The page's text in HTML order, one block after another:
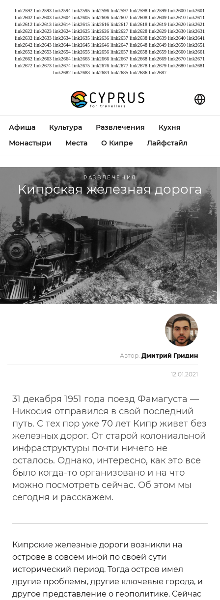
link2592 link2593 link2594 link2595 link2596 link2597 link2598 link2599 link2600 link2601
link2602 link2603 link2604 link2605 link2606 link2607 link2608 link2609 link2610 link2611
link2612 link2613 link2614 link2615 link2616 link2617 link2618 link2619 link2620 link2621
link2622 link2623 link2624 link2625 link2626 link2627 link2628 link2629 link2630 link2631
link2632 link2633 link2634 link2635 link2636 link2637 link2638 link2639 link2640 link2641
link2642 link2643 link2644 link2645 link2646 link2647 link2648 link2649 link2650 link2651
link2652 link2653 link2654 link2655 link2656 link2657 link2658 link2659 link2660 link2661
link2662 link2663 link2664 link2665 link2666 link2667 link2668 link2669 link2670 link2671
link2672 link2673 link2674 link2675 link2676 link2677 link2678 link2679 link2680 link2681
link2682 link2683 link2684 link2685 link2686 link2687
Афиша Культура Развлечения
Кухня
Монастыри
Места О Кипре Лайфстайл
РАЗВЛЕЧЕНИЯ
Кипрская железная дорога
Автор: Дмитрий Гридин
12.01.2021
31 декабря 1951 года поезд Фамагуста —
Никосия отправился в свой последний
путь. С тех пор уже 70 лет Кипр живет без
железных дорог. От старой колониальной
инфраструктуры почти ничего не
осталось. Однако, интересно, как это все
было когда-то организовано и на что
можно посмотреть сейчас. Об этом мы
сегодня и расскажем.
Кипрские железные дороги возникли на
острове в совсем иной по своей сути
исторический период. Тогда остров имел
другие проблемы, другие ключевые города, и
другое представление о геополитике. Сейчас